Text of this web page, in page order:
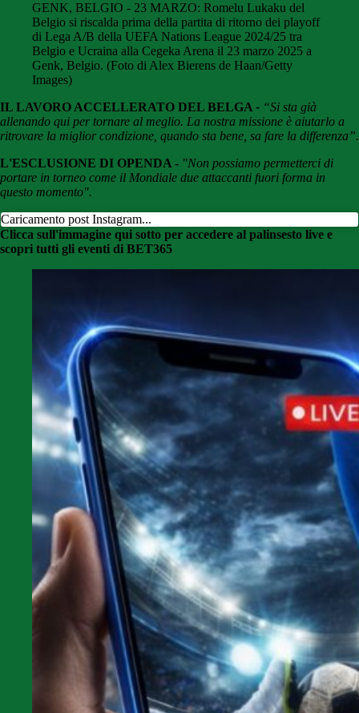
GENK, BELGIO - 23 MARZO: Romelu Lukaku del
Belgio si riscalda prima della partita di ritorno dei playoff
di Lega A/B della UEFA Nations League 2024/25 tra
Belgio e Ucraina alla Cegeka Arena il 23 marzo 2025 a
Genk, Belgio. (Foto di Alex Bierens de Haan/Getty
Images)
IL LAVORO ACCELLERATO DEL BELGA - “Si sta già
allenando qui per tornare al meglio. La nostra missione è aiutarlo a
ritrovare la miglior condizione, quando sta bene, sa fare la differenza”.
L'ESCLUSIONE DI OPENDA - "Non possiamo permetterci di
portare in torneo come il Mondiale due attaccanti fuori forma in
questo momento".
Caricamento post Instagram...
Clicca sull'immagine qui sotto per accedere al palinsesto live e
scopri tutti gli eventi di BET365